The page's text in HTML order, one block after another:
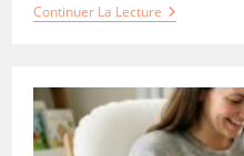
Continuer La Lecture